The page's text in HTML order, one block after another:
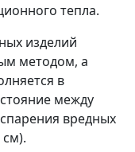
тепла.
изделий
методом, а
в
между
вредных